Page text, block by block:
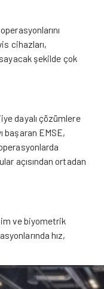
cihazları,
şekilde çok
dayalı çözümlere
başaran EMSE,
açısından ortadan
ve biyometrik
hız,